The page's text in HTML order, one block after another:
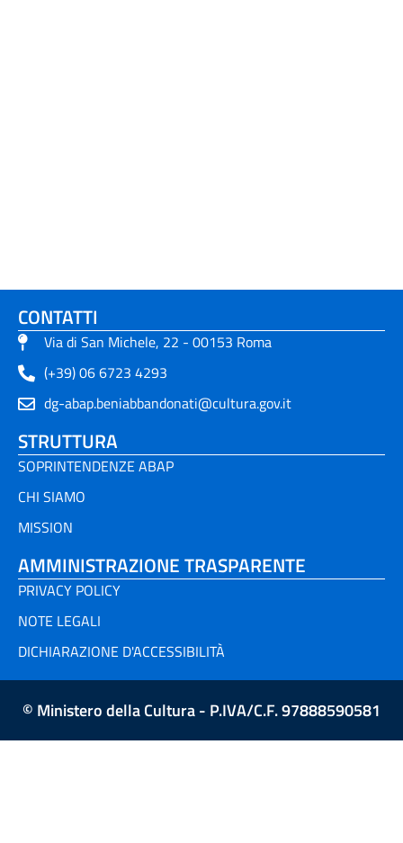
CONTATTI
Via di San Michele, 22 - 00153 Roma
(+39) 06 6723 4293
dg-abap.beniabbandonati@cultura.gov.it
STRUTTURA
SOPRINTENDENZE ABAP
CHI SIAMO
MISSION
AMMINISTRAZIONE TRASPARENTE
PRIVACY POLICY
NOTE LEGALI
DICHIARAZIONE D'ACCESSIBILITÀ
© Ministero della Cultura - P.IVA/C.F. 97888590581